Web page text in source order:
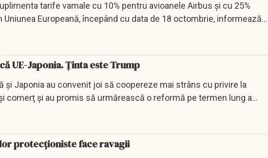
tarife vamale cu 10% pentru avioanele Airbus şi cu 25%
Uniunea Europeană, începând cu data de 18 octombrie, informează
UE-Japonia. Ținta este Trump
şi Japonia au convenit joi să coopereze mai strâns cu privire la
comerţ şi au promis să urmărească o reformă pe termen lung a
protecționiste face ravagii